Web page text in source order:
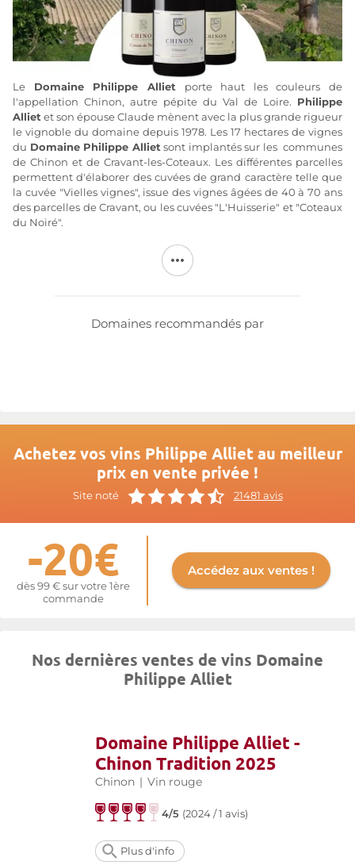
Le Domaine Philippe Alliet porte haut les couleurs de
l'appellation Chinon, autre pépite du Val de Loire. Philippe
Alliet et son épouse Claude mènent avec la plus grande rigueur
le vignoble du domaine depuis 1978. Les 17 hectares de vignes
du Domaine Philippe Alliet sont implantés sur les communes
de Chinon et de Cravant-les-Coteaux. Les différentes parcelles
permettent d'élaborer des cuvées de grand caractère telle que
la cuvée "Vielles vignes", issue des vignes âgées de 40 à 70 ans
des parcelles de Cravant, ou les cuvées "L'Huisserie" et "Coteaux
du Noiré".
Les vins de Chinon de Philippe Alliet
littéralement le cépage Cabernet franc sur de magnifiques
rendements maîtrisés et des vendanges manuelles. Les vins du
Domaines recommandés par
Achetez vos vins Philippe Alliet au meilleur
prix en vente privée !
Site noté 21481 avis
-20€
dès 99 € sur votre 1ère
commande
Accédez aux ventes !
Nos dernières ventes de vins Domaine
Philippe Alliet
Domaine Philippe Alliet -
Chinon Tradition 2025
Chinon | Vin rouge
4/5 (2024 / 1 avis)
Plus d'info